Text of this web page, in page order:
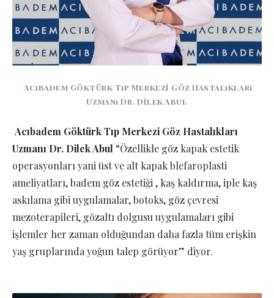
Acıbadem Göktürk Tıp Merkezi Göz Hastalıkları
Uzmanı Dr. Dilek Abul
Acıbadem Göktürk Tıp Merkezi Göz Hastalıkları
Uzmanı Dr. Dilek Abul “Özellikle göz kapak estetik
operasyonları yani üst ve alt kapak blefaroplasti
ameliyatları, badem göz estetiği , kaş kaldırma, iple kaş
askılama gibi uygulamalar, botoks, göz çevresi
mezoterapileri, gözaltı dolgusu uygulamaları gibi
işlemler her zaman olduğundan daha fazla tüm erişkin
yaş gruplarında yoğun talep görüyor” diyor.